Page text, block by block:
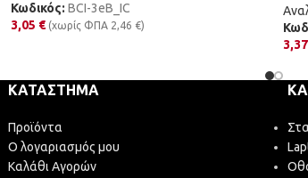
Κωδικός: BCI-3eB_IC
3,05 € (χωρίς ΦΠΑ 2,46 €)
3,37
ΚΑΤΆΣΤΗΜΑ
Προϊόντα
Ο λογαριασμός μου
Καλάθι Αγορών